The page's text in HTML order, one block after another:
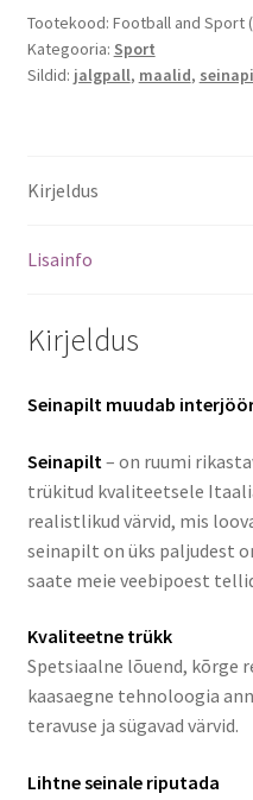
Tootekood: Football and Sport
Kategooria: Sport
Sildid: jalgpall, maalid,
Kirjeldus
Lisainfo
Kirjeldus
Seinapilt muudab
Seinapilt – on ruumi
trükitud kvaliteetsele
realistlikud värvid, mis
seinapilt on üks paljudest
saate meie veebipoest
Kvaliteetne trükk
Spetsiaalne lõuend, kõrge
kaasaegne tehnoloogia
teravuse ja sügavad värvid.
Lihtne seinale riputada